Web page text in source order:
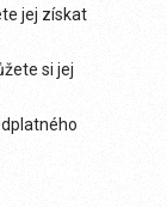
jej získat
si jej